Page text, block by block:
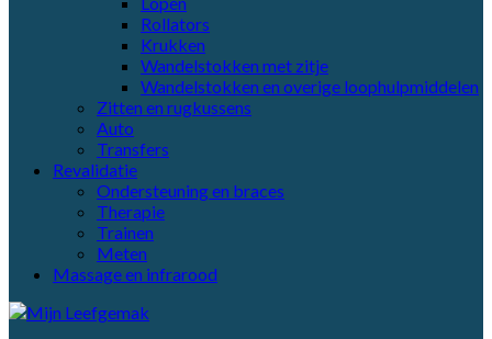
Rollators
Krukken
Wandelstokken met zitje
Wandelstokken en overige loophulpmiddelen
Zitten en rugkussens
Auto
Transfers
Revalidatie
Ondersteuning en braces
Therapie
Trainen
Meten
Massage en infrarood